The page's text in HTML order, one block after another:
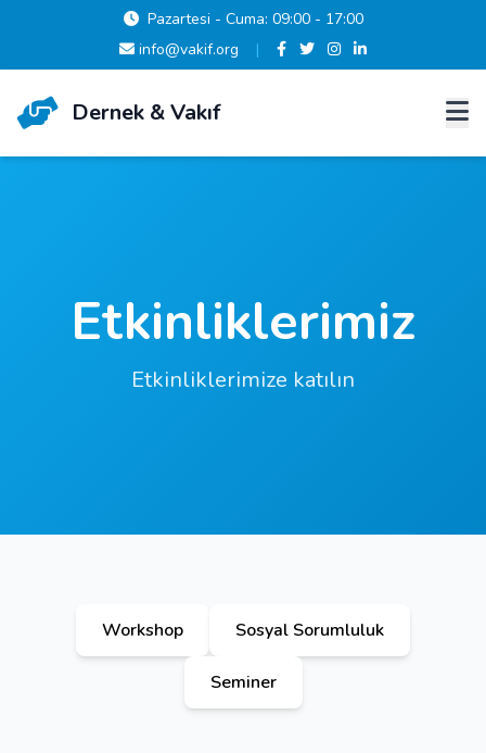
Pazartesi - Cuma: 09:00 - 17:00
info@vakif.org
|
Dernek & Vakıf
Etkinliklerimiz
Etkinliklerimize katılın
Workshop Sosyal Sorumluluk
Seminer